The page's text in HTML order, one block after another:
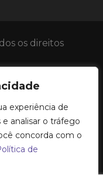
experiência de
analisar o tráfego
concorda com o
de
os direitos
HISTÓRICO